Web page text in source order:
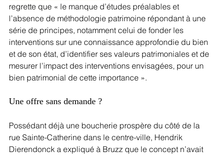
regrette que « le manque d’études préalables et
l’absence de méthodologie patrimoine répondant à une
série de principes, notamment celui de fonder les
interventions sur une connaissance approfondie du bien
et de son état, d’identifier ses valeurs patrimoniales et de
mesurer l’impact des interventions envisagées, pour un
bien patrimonial de cette importance ».
Une offre sans demande ?
Possédant déjà une boucherie prospère du côté de la
rue Sainte-Catherine dans le centre-ville, Hendrik
Dierendonck a expliqué à Bruzz que le concept n’avait